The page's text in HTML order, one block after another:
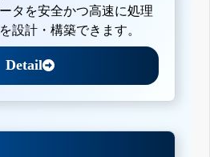
タを安全かつ高速に処理
設計・構築できます。
Detail